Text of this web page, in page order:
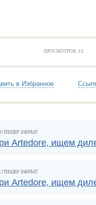
ПРОСМОТРОВ: 13
в Избранное
|ТЕНДЕР ЗАКРЫТ
Artedore, ищем
|ТЕНДЕР ЗАКРЫТ
Artedore, ищем